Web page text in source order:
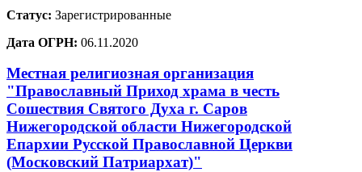
Статус: Зарегистрированные
Дата ОГРН: 06.11.2020
Местная религиозная организация
"Православный Приход храма в честь
Сошествия Святого Духа г. Саров
Нижегородской области Нижегородской
Епархии Русской Православной Церкви
(Московский Патриархат)"